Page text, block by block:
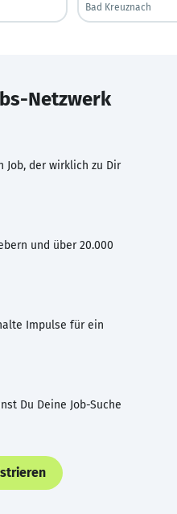
Bad Kreuznach
Netzwerk
Job, der wirklich zu Dir
und über 20.000
Impulse für ein
Du Deine Job-Suche